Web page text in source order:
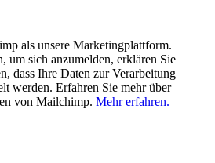
als unsere Marketingplattform.
um sich anzumelden, erklären Sie
dass Ihre Daten zur Verarbeitung
werden. Erfahren Sie mehr über
von Mailchimp. Mehr erfahren.